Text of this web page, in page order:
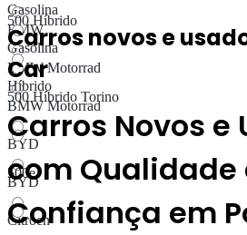
BMW
BMW Motorrad
BMW Motorrad
BYD
BYD
Citroen
500 Híbrido
500 Híbrido Torino
500e
Gasolina
Gasolina
Híbrido
Carros novos e
Car
Carros Novos e
com Qualidade
Confiança em